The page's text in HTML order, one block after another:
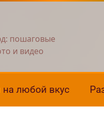
пошаговые
и видео
на любой вкус